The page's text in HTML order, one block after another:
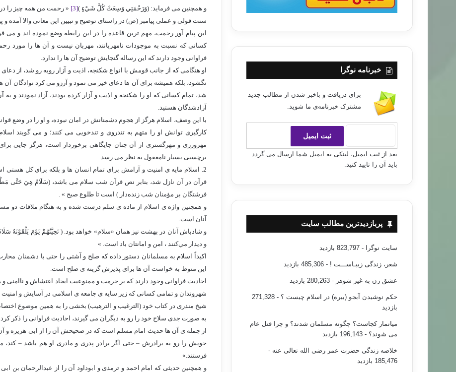
و همچنین می فرماید: (وَرَحْمَتِي وَسِعَتْ كُلَّ شَيْءٍ )[3] « رحمت من همه چیز را در
سنت قولی و عملی پیامبر (ص) در راستای توضیح و تبیین این معانی والا آمده
این پیام آور رحمت، مهم ترین قاعده را در این رابطه وضع نموده اند و می
کسانی که نسبت به موجودات نامهربانند، مهربان نیست و آن ها را مورد
فراوانی وجود دارند که این رساله گنجایش توضیح آن ها را ندارد.
او هنگامی که از جانب قومش با انواع شکنجه، اذیت و آزار روبه رو شد، از
نگشود، بلکه همیشه برای آن ها دعای خیر می نمود و آرزو می کرد نوادگان آن
شد، تمام کسانی که او را شکنجه و اذیت و آزار کرده بودند، آزاد نمودند و به
آزادشدگان هستید.
با این وصف، اسلام هرگز از هجوم دشمنانش در امان نبوده، و او را در وضع
کارگیری توانش او را متهم به تندروی و تندخویی می کنند؛ و می گویند
مهرورزی و مهرگستری از آن چنان جایگاهی برخوردار است، هرگز جایی
برچسبی بسیار نامعقول به نظر می رسد.
2. اسلام مایه ی امنیت و آرامش برای تمام انسان ها و بلکه برای کل
قرآن در آن نازل شد، بنابر نص قرآن شب سلام می باشد، (سَلَامٌ هِيَ حَتَّى
فرشتگان بر مؤمنان شب زنده‌دار ) است تا طلوع صبح » .
و همچنین واژه ی اسلام از ماده ی سلم درست شده و به هنگام ملاقات دو
آنان است.
و شادباش آنان در بهشت نیز همان «سلام» خواهد بود. (‏ تَحِيَّتُهُمْ يَوْمَ يَلْقَوْنَهُ
و ديدار مي‌كنند ، امن و امانتان باد است. »
اکیداً اسلام به مسلمانان دستور داده که صلح و آشتی را حتی با دشمنان محارب
این منوط به خواست آن ها برای پذیرش گزینه ی صلح است.
احادیث فراوانی وجود دارند که بر حرمت و ممنوعیت ایجاد اغتشاش و
شهروندان و تمامی کسانی که زیر سایه ی جامعه ی اسلامی در آسایش و امنیت
شیخ منذری در کتاب خود (الترغیب و الترهیب) بخشی را به همین موضوع
به صورت جدی سلاح خود را رو به دیگران می گیرند، احادیث فراوانی را ذکر
از جمله ی آن ها حدیث امام مسلم است که در صحیحش آن را از ابی هریره و
خویش را رو به برادرش – حتی اگر برادر پدری و مادری او هم باشد – کند،
فرستند.»
و همچنین حدیثی که امام احمد و ترمذی و ابوداود آن را از عبدالرحمان بن ابی
خبرنامه نوگرا
برای دریافت و باخبر شدن از مطالب جدید
مشترک خبرنامه‌ی ما شوید.
بعد از ثبت ایمیل، لینکی به ایمیل شما ارسال می گردد
باید آن را تایید کنید.
پربازدیدترین مطالب سایت
سایت نوگرا - 823,797 بازدید
شعر، زندگی زیبـاســـت ! - 485,306 بازدید
عشق زن به غیر شوهر - 280,263 بازدید
حکم نوشیدن آبجو (بیره) در اسلام چیست ؟
- 271,328
بازدید
میانمار کجاست؟ چگونه مسلمان شدند؟ و چرا قتل عام
می شوند؟ - 196,143 بازدید
خلاصه زندگی حضرت عمر رضی الله تعالی عنه -
185,476 بازدید